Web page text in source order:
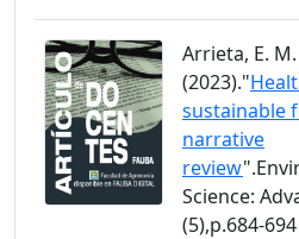
Arrieta, E.
(2023)."
sustainable
narrative
review
Science:
(5),p.684-694